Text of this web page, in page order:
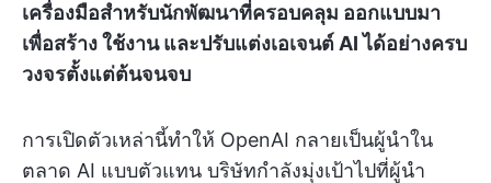
เครื่องมือสำหรับนักพัฒนาที่ครอบคลุม ออกแบบมา
เพื่อสร้าง ใช้งาน และปรับแต่งเอเจนต์ AI ได้อย่างครบ
วงจรตั้งแต่ต้นจนจบ
การเปิดตัวเหล่านี้ทำให้ OpenAI กลายเป็นผู้นำใน
ตลาด AI แบบตัวแทน บริษัทกำลังมุ่งเป้าไปที่ผู้นำ